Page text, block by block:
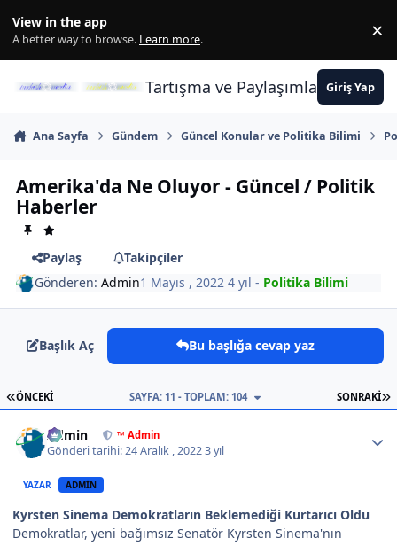
View in the app
A better way to browse. Learn more. ×
Tartışma ve PaylaşımlarınGiriş Yap
Ana Sayfa Gündem Güncel Konular ve Politika Bilimi
Amerika'da Ne Oluyor - Güncel / Politik
Haberler
Paylaş
Takipçiler
Gönderen:Admin1 Mayıs , 20224 yıl - Politika Bilimi
Başlık Aç Bu başlığa cevap yaz
İLK SAYFA
ÖNCEKI SONRAKI
SAYFA: 11 - TOPLAM: 104
Admin ™ Admin
Gönderi tarihi:24 Aralık , 20223 yıl
YAZAR ADMIN
Kyrsten Sinema Demokratların Beklemediği Kurtarıcı Oldu
Demokratlar, yeni bağımsız Senatör Kyrsten Sinema'nın